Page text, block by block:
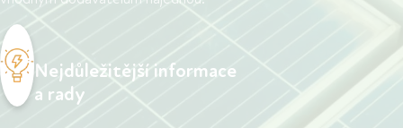
Nejdůležitější informace
a rady